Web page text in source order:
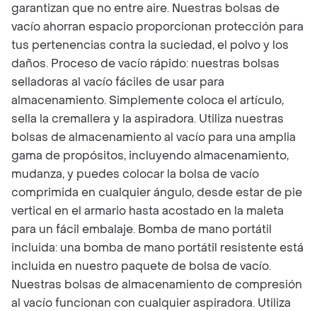
garantizan que no entre aire. Nuestras bolsas de
vacío ahorran espacio proporcionan protección para
tus pertenencias contra la suciedad, el polvo y los
daños. Proceso de vacío rápido: nuestras bolsas
selladoras al vacío fáciles de usar para
almacenamiento. Simplemente coloca el artículo,
sella la cremallera y la aspiradora. Utiliza nuestras
bolsas de almacenamiento al vacío para una amplia
gama de propósitos, incluyendo almacenamiento,
mudanza, y puedes colocar la bolsa de vacío
comprimida en cualquier ángulo, desde estar de pie
vertical en el armario hasta acostado en la maleta
para un fácil embalaje. Bomba de mano portátil
incluida: una bomba de mano portátil resistente está
incluida en nuestro paquete de bolsa de vacío.
Nuestras bolsas de almacenamiento de compresión
al vacío funcionan con cualquier aspiradora. Utiliza